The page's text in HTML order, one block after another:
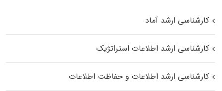
کارشناسی ارشد آماد
کارشناسی ارشد اطلاعات استراتژیک
کارشناسی ارشد اطلاعات و حفاظت اطلاعات